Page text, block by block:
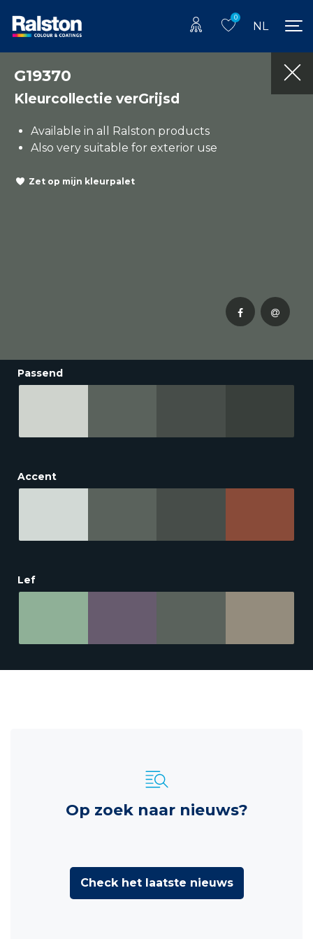
0
NL
G19370
Kleurcollectie verGrijsd
Available in all Ralston products
Also very suitable for exterior use
Zet op mijn kleurpalet
Passend
Accent
Lef
Op zoek naar nieuws?
Check het laatste nieuws